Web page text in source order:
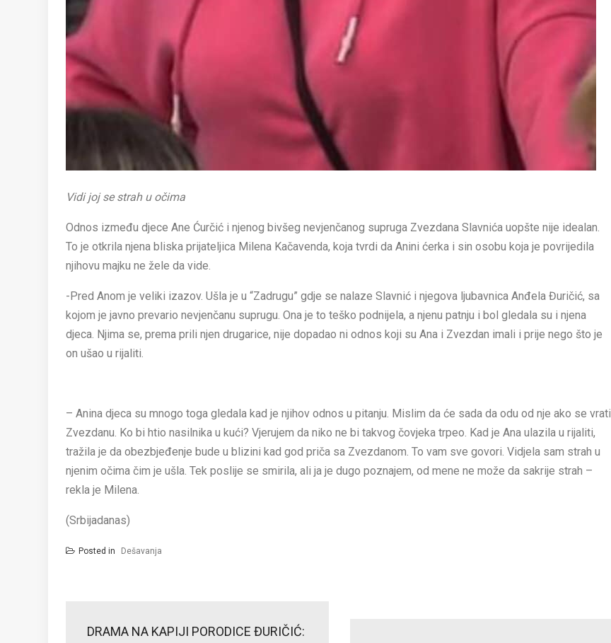
Vidi joj se strah u očima
Odnos između djece Ane Ćurčić i njenog bivšeg nevjenčanog supruga Zvezdana Slavnića uopšte nije idealan.
To je otkrila njena bliska prijateljica Milena Kačavenda, koja tvrdi da Anini ćerka i sin osobu koja je povrijedila
njihovu majku ne žele da vide.
-Pred Anom je veliki izazov. Ušla je u “Zadrugu” gdje se nalaze Slavnić i njegova ljubavnica Anđela Đuričić, sa
kojom je javno prevario nevjenčanu suprugu. Ona je to teško podnijela, a njenu patnju i bol gledala su i njena
djeca. Njima se, prema prili njen drugarice, nije dopadao ni odnos koji su Ana i Zvezdan imali i prije nego što je
on ušao u rijaliti.
– Anina djeca su mnogo toga gledala kad je njihov odnos u pitanju. Mislim da će sada da odu od nje ako se vrati
Zvezdanu. Ko bi htio nasilnika u kući? Vjerujem da niko ne bi takvog čovjeka trpeo. Kad je Ana ulazila u rijaliti,
tražila je da obezbjeđenje bude u blizini kad god priča sa Zvezdanom. To vam sve govori. Vidjela sam strah u
njenim očima čim je ušla. Tek poslije se smirila, ali ja je dugo poznajem, od mene ne može da sakrije strah –
rekla je Milena.
(Srbijadanas)
Posted in Dešavanja
navigation
DRAMA NA KAPIJI PORODICE ĐURIČIĆ: